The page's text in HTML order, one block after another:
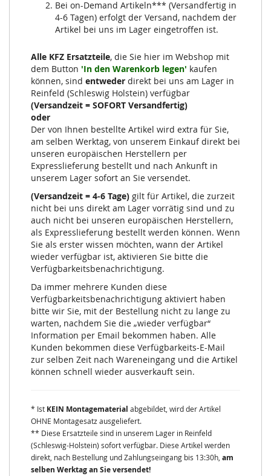
Bei on-Demand Artikeln*** (Versandfertig in
4-6 Tagen) erfolgt der Versand, nachdem der
Artikel bei uns im Lager eingetroffen ist.
Alle KFZ Ersatzteile, die Sie hier im Webshop mit
dem Button 'In den Warenkorb legen' kaufen
können, sind entweder direkt bei uns am Lager in
Reinfeld (Schleswig Holstein) verfügbar
(Versandzeit = SOFORT Versandfertig)
oder
Der von Ihnen bestellte Artikel wird extra für Sie,
am selben Werktag, von unserem Einkauf direkt bei
unseren europäischen Herstellern per
Expresslieferung bestellt und nach Ankunft in
unserem Lager sofort an Sie versendet.
(Versandzeit = 4-6 Tage) gilt für Artikel, die zurzeit
nicht bei uns direkt am Lager vorrätig sind und zu
auch nicht bei unseren europäischen Herstellern,
als Expresslieferung bestellt werden können. Wenn
Sie als erster wissen möchten, wann der Artikel
wieder verfügbar ist, aktivieren Sie bitte die
Verfügbarkeitsbenachrichtigung.
Da immer mehrere Kunden diese
Verfügbarkeitsbenachrichtigung aktiviert haben
bitte wir Sie, mit der Bestellung nicht zu lange zu
warten, nachdem Sie die „wieder verfügbar“
Information per Email bekommen haben. Alle
Kunden bekommen diese Verfügbarkeits-E-Mail
zur selben Zeit nach Wareneingang und die Artikel
können schnell wieder ausverkauft sein.
* Ist KEIN Montagematerial abgebildet, wird der Artikel
OHNE Montagesatz ausgeliefert.
** Diese Ersatzteile sind in unserem Lager in Reinfeld
(Schleswig-Holstein) sofort verfügbar. Diese Artikel werden
direkt, nach Bestellung und Zahlungseingang bis 13:30h, am
selben Werktag an Sie versendet!